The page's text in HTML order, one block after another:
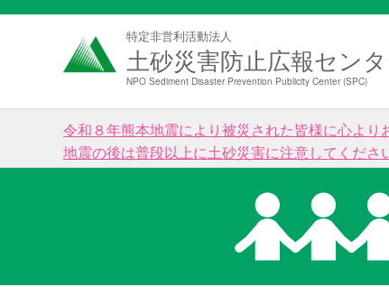
特定非営利活動法人
土砂災害防止広報セン
NPO Sediment Disaster Prevention Publicity Center (SPC)
令和８年熊本地震により被災された皆様に心より
地震の後は普段以上に土砂災害に注意してくだ